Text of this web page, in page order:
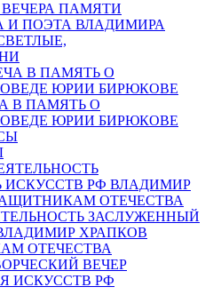
ПАМЯТИ
И ПОЭТА ВЛАДИМИРА
В ПАМЯТЬ О
ЮРИИ БИРЮКОВЕ
ЗАСЛУЖЕННЫЙ
ХРАПКОВ
ОТЕЧЕСТВА